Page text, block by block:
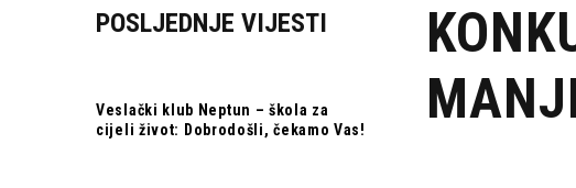
POSLJEDNJE VIJESTI
Veslački klub Neptun – škola za
cijeli život: Dobrodošli, čekamo Vas!